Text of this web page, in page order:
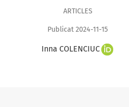
ARTICLES
Publicat 2024-11-15
Inna COLENCIUC